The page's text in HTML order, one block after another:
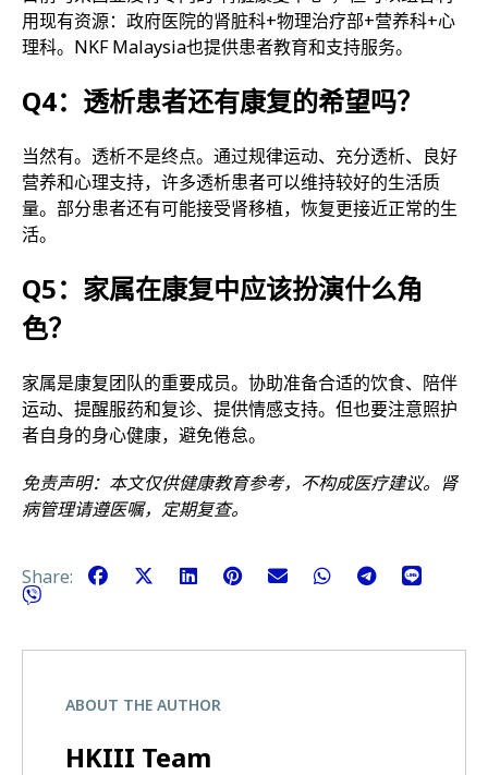
用现有资源：政府医院的肾脏科+物理治疗部+营养科+心
理科。NKF Malaysia也提供患者教育和支持服务。
Q4：透析患者还有康复的希望吗？
当然有。透析不是终点。通过规律运动、充分透析、良好
营养和心理支持，许多透析患者可以维持较好的生活质
量。部分患者还有可能接受肾移植，恢复更接近正常的生
活。
Q5：家属在康复中应该扮演什么角
色？
家属是康复团队的重要成员。协助准备合适的饮食、陪伴
运动、提醒服药和复诊、提供情感支持。但也要注意照护
者自身的身心健康，避免倦怠。
免责声明：本文仅供健康教育参考，不构成医疗建议。肾
病管理请遵医嘱，定期复查。
Share:
ABOUT THE AUTHOR
HKIII Team